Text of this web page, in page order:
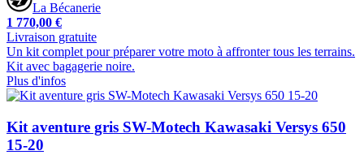
La Bécanerie
1 770,00 €
Livraison gratuite
Un kit complet pour préparer votre moto à affronter tous les terrains.
Kit avec bagagerie noire.
Plus d'infos
Kit aventure gris SW-Motech Kawasaki Versys 650
15-20